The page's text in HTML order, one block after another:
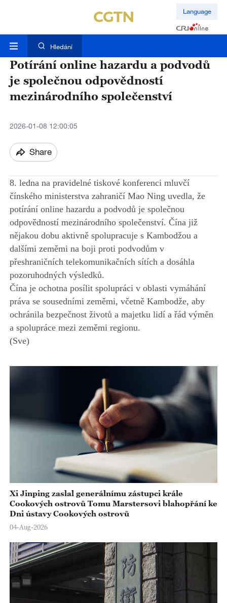
Language
Hledání
Potírání online hazardu a podvodů
je společnou odpovědností
mezinárodního společenství
2026-01-08 12:00:05
Share
8. ledna na pravidelné tiskové konferenci mluvčí
čínského ministerstva zahraničí Mao Ning uvedla, že
potírání online hazardu a podvodů je společnou
odpovědností mezinárodního společenství. Čína již
nějakou dobu aktivně spolupracuje s Kambodžou a
dalšími zeměmi na boji proti podvodům v
přeshraničních telekomunikačních sítích a dosáhla
pozoruhodných výsledků.
Čína je ochotna posílit spolupráci v oblasti vymáhání
práva se sousedními zeměmi, včetně Kambodže, aby
ochránila bezpečnost životů a majetku lidí a řád výměn
a spolupráce mezi zeměmi regionu.
(Sve)
Xi Jinping zaslal generálnímu zástupci krále
Cookových ostrovů Tomu Marstersovi blahopřání ke
Dni ústavy Cookových ostrovů
04-Aug-2026